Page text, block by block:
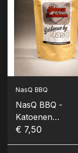
NasQ BBQ
NasQ BBQ -
Katoenen
Handschoenen (1
€ 7,50